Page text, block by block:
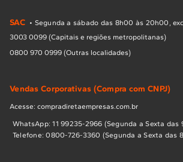
SAC • Segunda a sábado das 8h00 às 20h00,
3003 0099 (Capitais e regiões metropolitanas)
0800 970 0999 (Outras localidades)
Vendas Corporativas (Compra com CNPJ)
Acesse: compradiretaempresas.com.br
WhatsApp: 11 99235-2966 (Segunda a Sexta das
Telefone: 0800-726-3360 (Segunda a Sexta das